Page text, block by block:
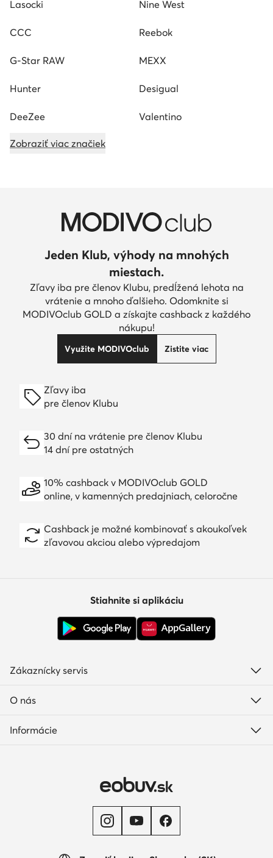
Lasocki Nine West
CCC Reebok
G-Star RAW MEXX
Hunter Desigual
DeeZee Valentino
Zobraziť viac značiek
Jeden Klub, výhody na mnohých
miestach.
Zľavy iba pre členov Klubu, predĺžená lehota na
vrátenie a mnoho ďalšieho. Odomknite si
MODIVOclub GOLD a získajte cashback z každého
nákupu!
Využite MODIVOclub Zistite viac
Zľavy iba
pre členov Klubu
30 dní na vrátenie pre členov Klubu
14 dní pre ostatných
10% cashback v MODIVOclub GOLD
online, v kamenných predajniach, celoročne
Cashback je možné kombinovať s akoukoľvek
zľavovou akciou alebo výpredajom
Stiahnite si aplikáciu
Zákaznícky servis
O nás
Informácie